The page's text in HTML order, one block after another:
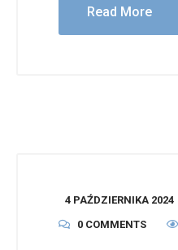
Read More
4 PAŹDZIERNIKA 2024
0 COMMENTS